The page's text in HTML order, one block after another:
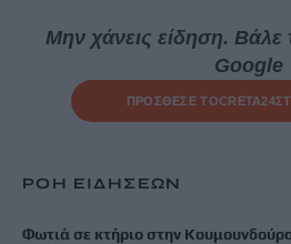
Μην χάνεις είδηση. Βάλε
Google
ΠΡΟΣΘΕΣΕ ΤΟCRETA24
ΡΟΗ ΕΙΔΗΣΕΩΝ
Φωτιά σε κτήριο στην